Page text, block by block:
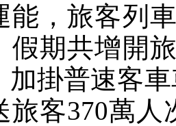
能，旅客列
假期共增開
加掛普速客
旅客370萬